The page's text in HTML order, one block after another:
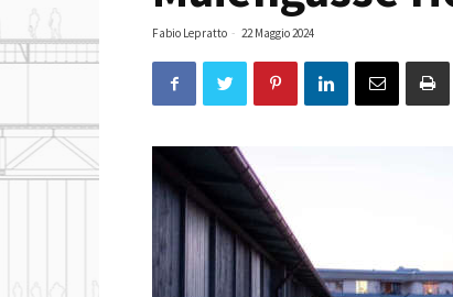
Fabio Lepratto - 22 Maggio 2024